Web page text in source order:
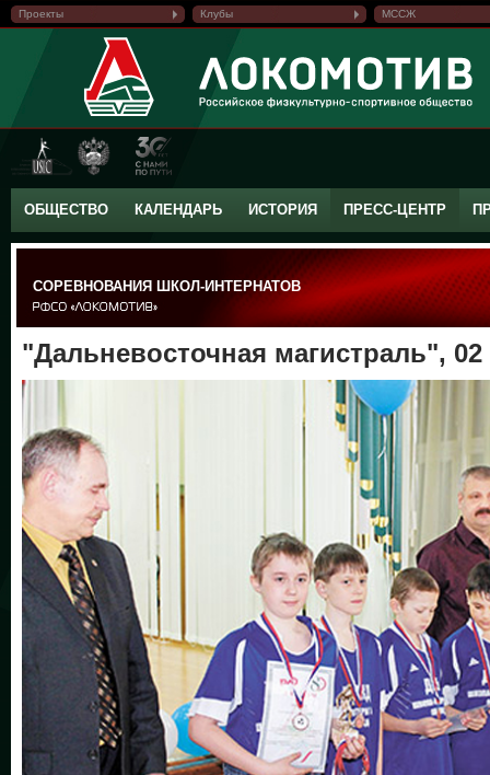
Проекты Клубы МССЖ
ОБЩЕСТВО КАЛЕНДАРЬ ИСТОРИЯ ПРЕСС-ЦЕНТР
СОРЕВНОВАНИЯ ШКОЛ-ИНТЕРНАТОВ
"Дальневосточная магистраль", 02